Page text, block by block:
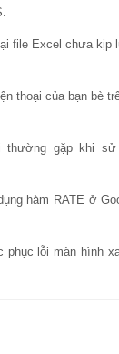
file Excel chưa kịp
thoại của bạn bè
thường gặp khi sử
hàm RATE ở
phục lỗi màn hình